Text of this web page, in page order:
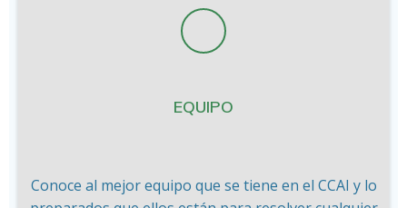
EQUIPO
Conoce al mejor equipo que se tiene en el CCAI y lo